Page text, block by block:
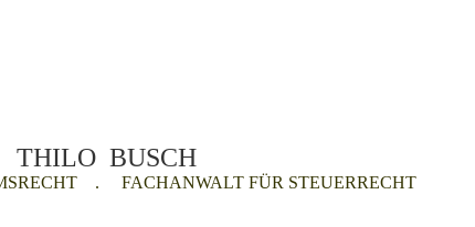
THILO BUSCH
. FACHANWALT FÜR STEUERRECHT